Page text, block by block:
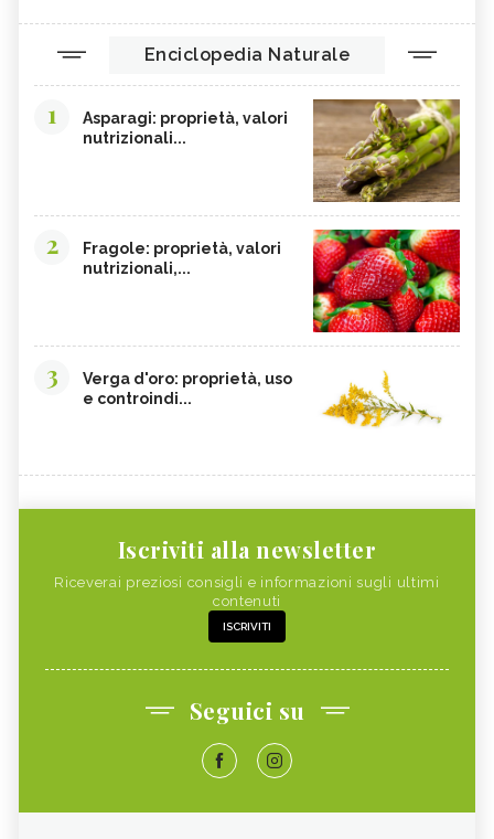
Enciclopedia Naturale
1
Asparagi: proprietà, valori
nutrizionali...
2
Fragole: proprietà, valori
nutrizionali,...
3
Verga d'oro: proprietà, uso
e controindi...
Iscriviti alla newsletter
Riceverai preziosi consigli e informazioni sugli ultimi
contenuti
ISCRIVITI
Seguici su